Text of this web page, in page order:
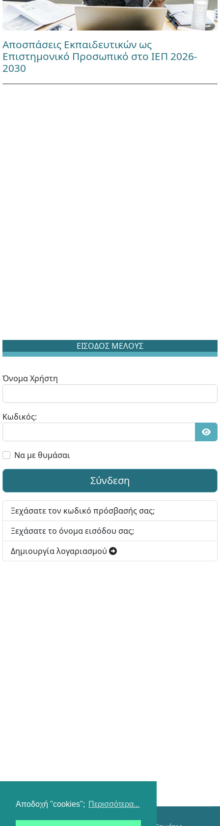
Αποδοχή "cookies"; Περισσότερα...
Αποσπάσεις Εκπαιδευτικών ως
Επιστημονικό Προσωπικό στο ΙΕΠ 2026-
2030
ΕΙΣΟΔΟΣ ΜΕΛΟΥΣ
Όνομα Χρήστη
Κωδικός:
Να με θυμάσαι
Σύνδεση
Ξεχάσατε τον κωδικό πρόσβασής σας;
Ξεχάσατε το όνομα εισόδου σας;
Δημιουργία λογαριασμού